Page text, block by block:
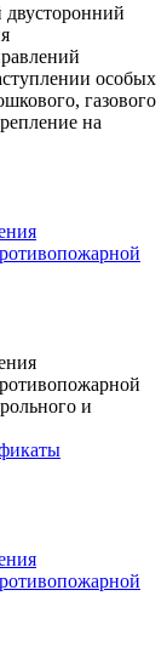
особых
газового
на
и